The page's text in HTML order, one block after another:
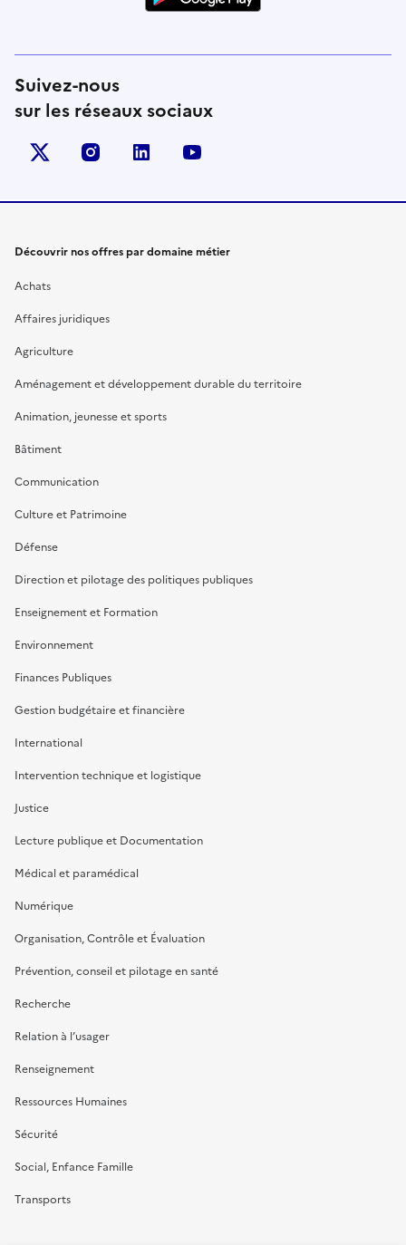
Suivez-nous
sur les réseaux sociaux
X (anciennement Twitter)
instagramlinkedin
Découvrir nos offres par domaine métier
Achats
Affaires juridiques
Agriculture
Aménagement et développement durable du territoire
Animation, jeunesse et sports
Bâtiment
Communication
Culture et Patrimoine
Défense
Direction et pilotage des politiques publiques
Enseignement et Formation
Environnement
Finances Publiques
Gestion budgétaire et financière
International
Intervention technique et logistique
Justice
Lecture publique et Documentation
Médical et paramédical
Numérique
Organisation, Contrôle et Évaluation
Prévention, conseil et pilotage en santé
Recherche
Relation à l’usager
Renseignement
Ressources Humaines
Sécurité
Social, Enfance Famille
Transports